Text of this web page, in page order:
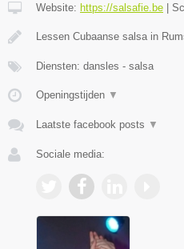
Website: https://salsafie.be
Lessen Cubaanse salsa in
Diensten: dansles - salsa
Openingstijden ▼
Laatste facebook posts ▼
Sociale media: